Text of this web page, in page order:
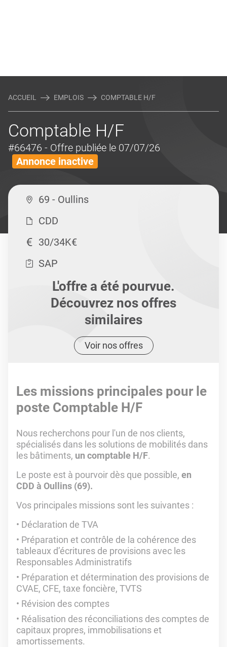
ACCUEIL EMPLOIS COMPTABLE H/F
Comptable H/F
#66476 - Offre publiée le 07/07/26
Annonce inactive
69 - Oullins
CDD
30/34K€
SAP
L'offre a été pourvue.
Découvrez nos offres
similaires
Voir nos offres
Les missions principales pour le
poste Comptable H/F
Nous recherchons pour l'un de nos clients,
spécialisés dans les solutions de mobilités dans
les bâtiments, un comptable H/F.
Le poste est à pourvoir dès que possible, en
CDD à Oullins (69).
Vos principales missions sont les suivantes :
Déclaration de TVA
Préparation et contrôle de la cohérence des
tableaux d’écritures de provisions avec les
Responsables Administratifs
Préparation et détermination des provisions de
CVAE, CFE, taxe foncière, TVTS
Révision des comptes
Réalisation des réconciliations des comptes de
capitaux propres, immobilisations et
amortissements.